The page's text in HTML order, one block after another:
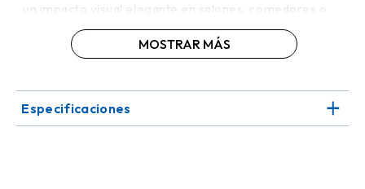
un impacto visual elegante en salones, comedores o
recibidores.
Su diseño transparente destaca la belleza natural de las
único. Perfecto para salones, comedores o entradas,
MOSTRAR MÁS
Especificaciones